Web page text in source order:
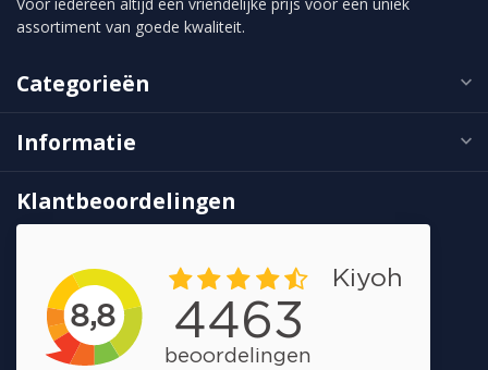
assortiment van goede kwaliteit.
Categorieën
Informatie
Klantbeoordelingen